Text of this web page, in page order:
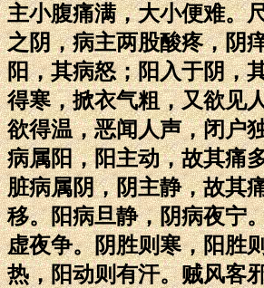
主小腹痛满，大小便难。
之阴，病主两股酸疼，阴
阳，其病怒；阳入于阴，
得寒，掀衣气粗，又欲见
欲得温，恶闻人声，闭户
病属阳，阳主动，故其痛
脏病属阴，阴主静，故其
移。阳病旦静，阴病夜宁
虚夜争。阴胜则寒，阳胜
热，阳动则有汗。贼风客